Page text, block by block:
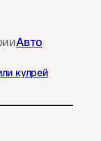
Авто
кулрей